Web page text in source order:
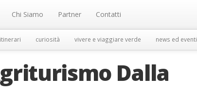
Chi Siamo Partner Contatti
itinerari curiosità vivere e viaggiare verde news ed eventi
Dalla